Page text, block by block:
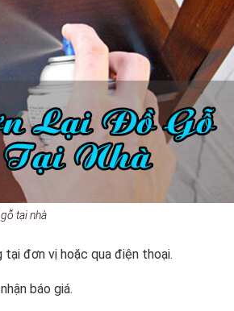
tại nhà
tại đơn vị hoặc qua điện thoại.
báo giá.